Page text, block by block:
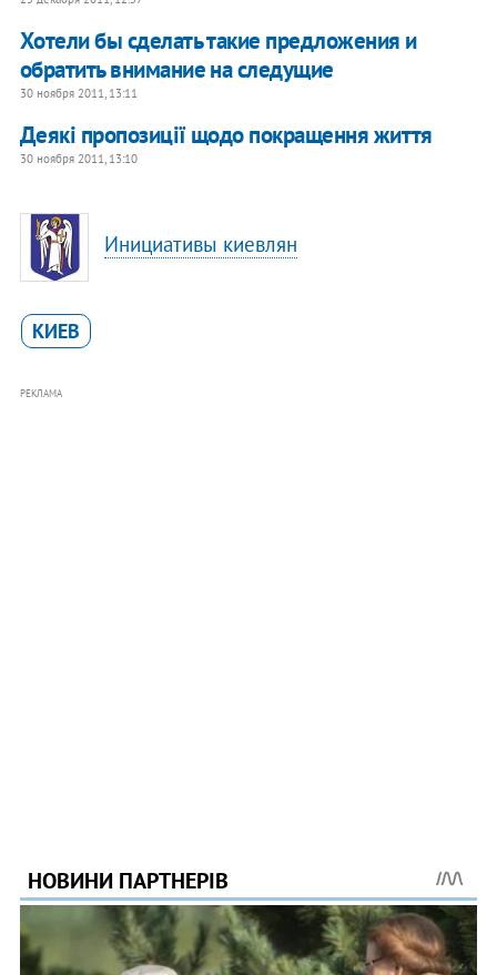
Хотели бы сделать такие предложения и
обратить внимание на следущие
30 ноября 2011, 13:11
Деякі пропозиції щодо покращення життя
30 ноября 2011, 13:10
Инициативы киевлян
КИЕВ
РЕКЛАМА